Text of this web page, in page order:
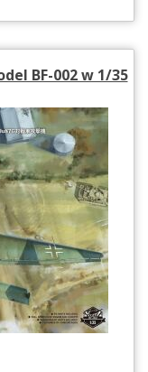
BF-002 w 1/35